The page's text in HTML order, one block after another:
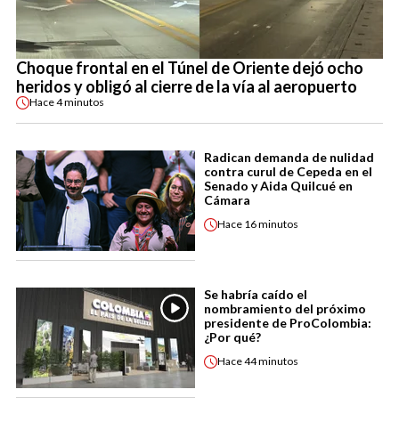
Choque frontal en el Túnel de Oriente dejó ocho
heridos y obligó al cierre de la vía al aeropuerto
Hace4 minutos
Radican demanda de nulidad
contra curul de Cepeda en el
Senado y Aida Quilcué en
Cámara
Hace 16 minutos
Se habría caído el
nombramiento del próximo
presidente de ProColombia:
¿Por qué?
Hace44 minutos